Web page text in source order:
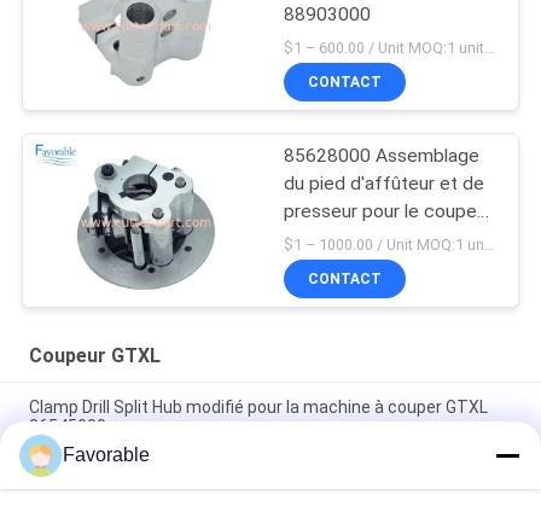
88903000
CONTACT
85628000 Assemblage
du pied d'affûteur et de
presseur pour le coupeur
automatique Gerber
GTXL
CONTACT
Coupeur GTXL
Clamp Drill Split Hub modifié pour la machine à couper GTXL
86545000
Coupeur automatique d'origine GTXL 586500067 KIT
COURROIE AVEC RESSORT (Soufflantes Republic)
Favorable